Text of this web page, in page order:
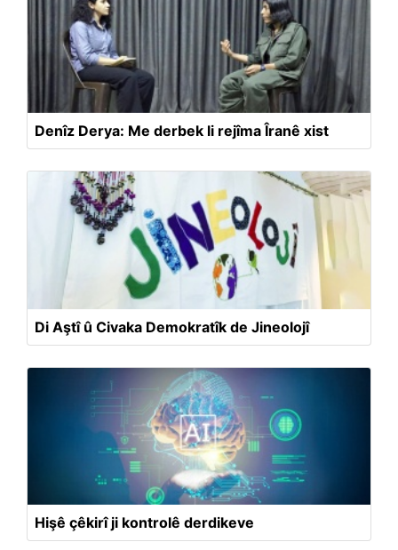
Denîz Derya: Me derbek li rejîma Îranê xist
Di Aştî û Civaka Demokratîk de Jineolojî
Hişê çêkirî ji kontrolê derdikeve